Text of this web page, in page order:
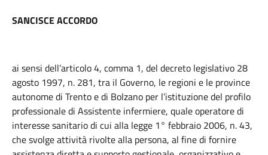
SANCISCE ACCORDO
ai sensi dell’articolo 4, comma 1, del decreto legislativo 28
agosto 1997, n. 281, tra il Governo, le regioni e le province
autonome di Trento e di Bolzano per l’istituzione del profilo
professionale di Assistente infermiere, quale operatore di
interesse sanitario di cui alla legge 1° febbraio 2006, n. 43,
che svolge attività rivolte alla persona, al fine di fornire